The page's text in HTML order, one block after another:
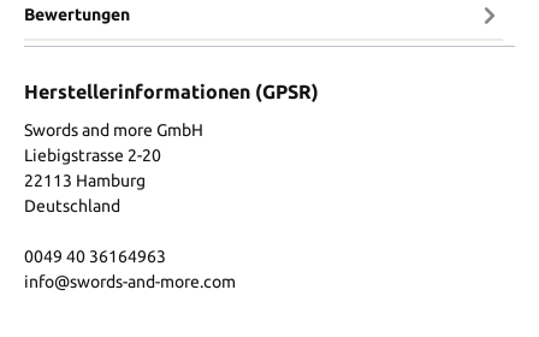
Bewertungen
Herstellerinformationen (GPSR)
Swords and more GmbH
Liebigstrasse 2-20
22113 Hamburg
Deutschland
0049 40 36164963
info@swords-and-more.com